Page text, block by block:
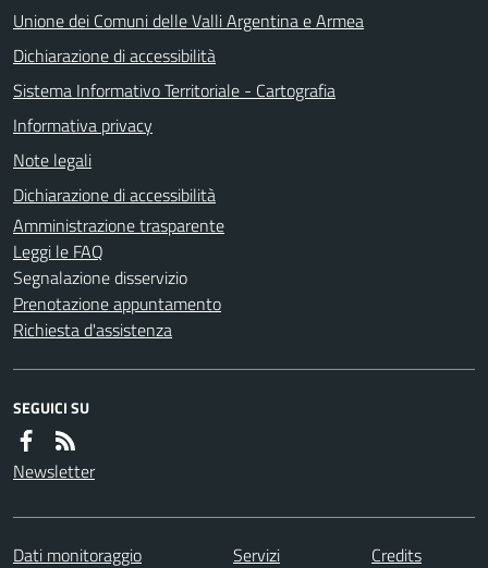
Unione dei Comuni delle Valli Argentina e Armea
Dichiarazione di accessibilità
Sistema Informativo Territoriale - Cartografia
Informativa privacy
Note legali
Dichiarazione di accessibilità
Amministrazione trasparente
Leggi le FAQ
Segnalazione disservizio
Prenotazione appuntamento
Richiesta d'assistenza
SEGUICI SU
Newsletter
Dati monitoraggio Servizi
Credits